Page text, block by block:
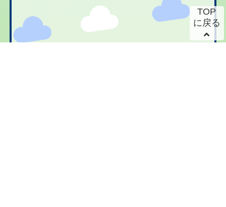
TOP
に戻る